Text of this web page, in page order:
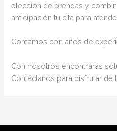
elección de prendas y
anticipación tu cita para
Contamos con años de
Con nosotros encontrarás
Contáctanos para disfrutar de